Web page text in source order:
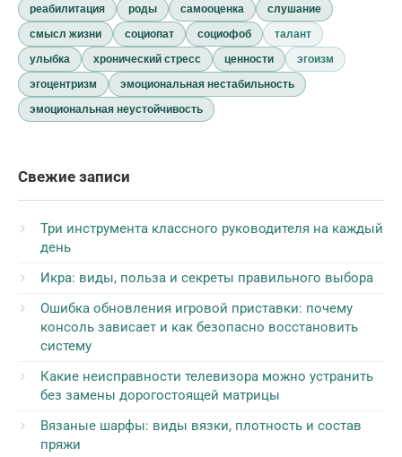
реабилитация
роды самооценка
слушание
смысл жизни
социопат социофоб
талант
улыбка
хронический стресс ценности
эгоизм
эгоцентризм
эмоциональная нестабильность
эмоциональная неустойчивость
Свежие записи
Три инструмента классного руководителя на каждый
день
Икра: виды, польза и секреты правильного выбора
Ошибка обновления игровой приставки: почему
консоль зависает и как безопасно восстановить
систему
Какие неисправности телевизора можно устранить
без замены дорогостоящей матрицы
Вязаные шарфы: виды вязки, плотность и состав
пряжи